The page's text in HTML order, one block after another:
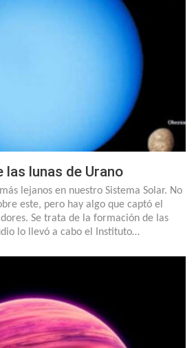
lunas de Urano
lejanos en nuestro Sistema Solar. No
este, pero hay algo que captó el
Se trata de la formación de las
lo llevó a cabo el Instituto…